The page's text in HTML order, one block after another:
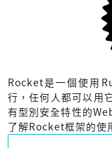
Rocket是一個使用
行，任何人都可以用
有型別安全特性的
了解Rocket框架的使